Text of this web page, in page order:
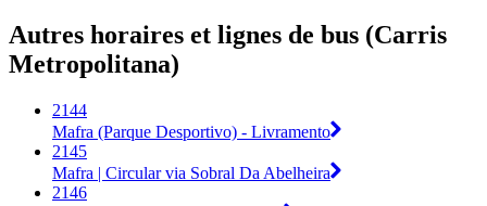
Autres horaires et lignes de bus (Carris
Metropolitana)
2144
Mafra (Parque Desportivo) - Livramento
2145
Mafra | Circular via Sobral Da Abelheira
2146